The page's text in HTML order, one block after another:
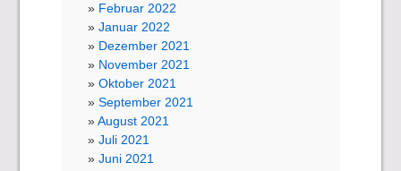
Februar 2022
Januar 2022
Dezember 2021
November 2021
Oktober 2021
September 2021
August 2021
Juli 2021
Juni 2021